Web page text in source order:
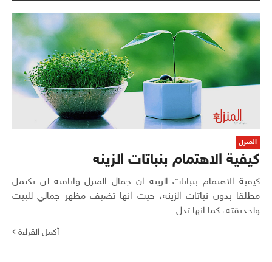
المنزل
كيفية الاهتمام بنباتات الزينه
كيفية الاهتمام بنباتات الزينه ان جمال المنزل واناقته لن تكتمل
مطلقا بدون نباتات الزينه، حيث انها تضيف مظهر جمالي للبيت
ولحديقته، كما انها تدل...
أكمل القراءة